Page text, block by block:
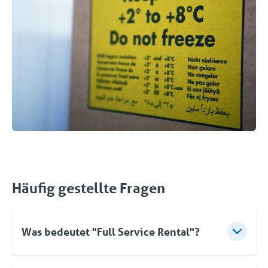
Häufig gestellte Fragen
Was bedeutet "Full Service Rental"?